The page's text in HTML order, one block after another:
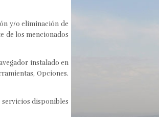
y/o eliminación de
de los mencionados
instalado en
Opciones.
servicios disponibles